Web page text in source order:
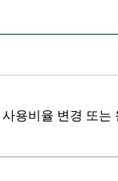
용비율 변경 또